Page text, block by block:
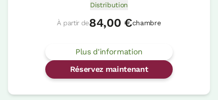
Distribution
À partir de84,00 €chambre
Plus d'information
Réservez maintenant